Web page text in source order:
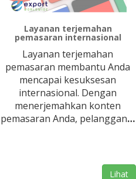
Layanan terjemahan
pemasaran internasional
Layanan terjemahan
pemasaran membantu Anda
mencapai kesuksesan
internasional. Dengan
menerjemahkan konten
pemasaran Anda, pelanggan…
Lihat